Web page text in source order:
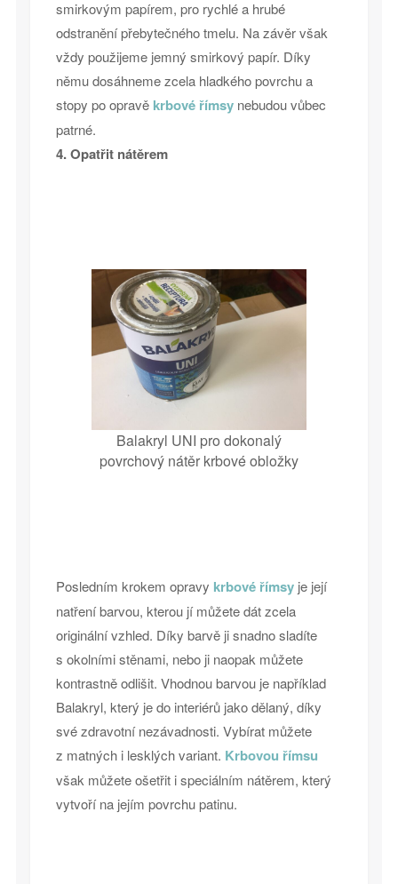
smirkovým papírem, pro rychlé a hrubé
odstranění přebytečného tmelu. Na závěr však
vždy použijeme jemný smirkový papír. Díky
němu dosáhneme zcela hladkého povrchu a
stopy po opravě krbové římsynebudou vůbec
patrné.
4. Opatřit nátěrem
Balakryl UNI pro dokonalý
povrchový nátěr krbové obložky
Posledním krokem opravy krbové římsyje její
natření barvou, kterou jí můžete dát zcela
originální vzhled. Díky barvě ji snadno sladíte
s okolními stěnami, nebo ji naopak můžete
kontrastně odlišit. Vhodnou barvou je například
Balakryl, který je do interiérů jako dělaný, díky
své zdravotní nezávadnosti. Vybírat můžete
z matných i lesklých variant. Krbovou římsu
však můžete ošetřit i speciálním nátěrem, který
vytvoří na jejím povrchu patinu.